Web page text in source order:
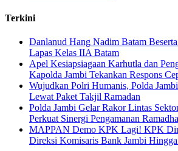
Terkini
Danlanud Hang Nadim Batam
Lapas Kelas IIA Batam
Apel Kesiapsiagaan Karhutla dan
Kapolda Jambi Tekankan Respons
Wujudkan Polri Humanis, Polda
Lewat Paket Takjil Ramadan
Polda Jambi Gelar Rakor Lintas
Perkuat Sinergi Pengamanan
‎MAPPAN Demo KPK Lagi! KPK
Direksi Komisaris Bank Jambi